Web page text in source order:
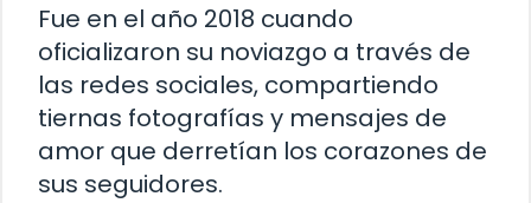
Fue en el año 2018 cuando
oficializaron su noviazgo a través de
las redes sociales, compartiendo
tiernas fotografías y mensajes de
amor que derretían los corazones de
sus seguidores.